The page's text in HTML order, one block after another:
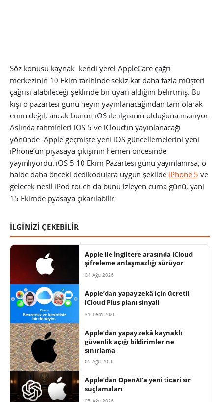
Söz konusu kaynak kendi yerel AppleCare çağrı
merkezinin 10 Ekim tarihinde sekiz kat daha fazla müşteri
çağrısı alabileceği şeklinde bir uyarı aldığını belirtmiş. Bu
kişi o pazartesi günü neyin yayınlanacağından tam olarak
emin değil, ancak bunun iOS ile ilgisinin olduğuna inanıyor.
Aslında tahminleri iOS 5 ve iCloud’ın yayınlanacağı
yönünde. Apple geçmişte yeni iOS güncellemelerini yeni
iPhone’un piyasaya çıkışının hemen öncesinde
yayınlıyordu. iOS 5 10 Ekim Pazartesi günü yayınlanırsa, o
halde daha önceki dedikodulara uygun şekilde iPhone 5 ve
gelecek nesil iPod touch da bunu izleyen cuma günü, yani
15 Ekimde pyasaya çıkarılabilir.
İLGİNİZİ ÇEKEBİLİR
Apple ile İngiltere arasında iCloud
şifreleme anlaşmazlığı sürüyor
04 Ağu 2026
Apple’dan yapay zekâ için ücretli
iCloud Plus planı sinyali
31 Tem 2026
Apple’dan yapay zekâ kaynaklı
güvenlik açığı bildirimlerine
sınırlama
05 Ağu 2026
Apple’dan OpenAI’a yeni ticari sır
suçlamaları